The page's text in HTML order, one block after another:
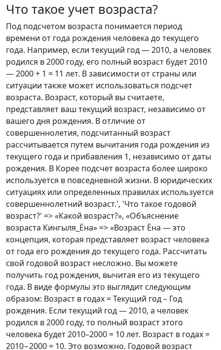
Что такое учет возраста?
Под подсчетом возраста понимается период
времени от года рождения человека до текущего
года. Например, если текущий год — 2010, а человек
родился в 2000 году, его полный возраст будет 2010
— 2000 + 1 = 11 лет. В зависимости от страны или
ситуации также может использоваться подсчет
возраста. Возраст, который вы считаете,
представляет ваш текущий возраст, независимо от
вашего дня рождения. В отличие от
совершеннолетия, подсчитанный возраст
рассчитывается путем вычитания года рождения из
текущего года и прибавления 1, независимо от даты
рождения. В Корее подсчет возраста более широко
используется в повседневной жизни. В юридических
ситуациях или определенных правилах используется
совершеннолетний возраст.', 'Что такое годовой
возраст?' => «Какой возраст?», «Объяснение
возраста Кингыля_Ёна» => «Возраст Ёна — это
концепция, которая представляет возраст человека
от года его рождения до текущего года. Рассчитать
свой годовой возраст несложно. Вы можете
получить год рождения, вычитая его из текущего
года. В виде формулы это выглядит следующим
образом: Возраст в годах = Текущий год – Год
рождения. Если текущий год — 2010, а человек
родился в 2000 году, то полный возраст этого
человека будет 2010–2000 = 10 лет. Возраст в годах =
2010−2000 = 10. Это возможно. Годовой возраст